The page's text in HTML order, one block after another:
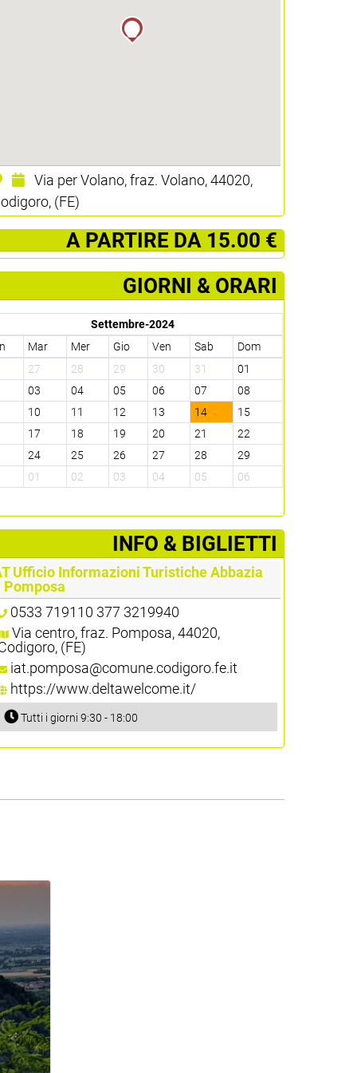
Via per Volano, fraz. Volano, 44020,
(FE)
­ A PARTIRE DA 15.00 €
GIORNI & ORARI
Settembre-2024
Mar Mer Gio Ven Sab
Dom
27 28 29 30 31
01
03 04 05 06 07
08
10 11 12 13 14
15
17 18 19 20 21
22
24 25 26 27 28
29
01 02 03 04 05 06
­INFO & BIGLIETTI
Ufficio Informazioni Turistiche Abbazia
Pomposa
0533 719110 377 3219940
Via centro, fraz. Pomposa, 44020,
(FE)
iat.pomposa@comune.codigoro.fe.it
https://www.deltawelcome.it/
Tutti i giorni 9:30 - 18:00